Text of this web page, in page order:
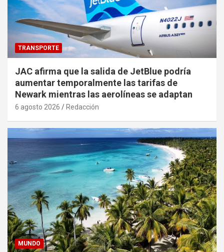
TRANSPORTE
JAC afirma que la salida de JetBlue podría
aumentar temporalmente las tarifas de
Newark mientras las aerolíneas se adaptan
6 agosto 2026 Redacción
MUNDO